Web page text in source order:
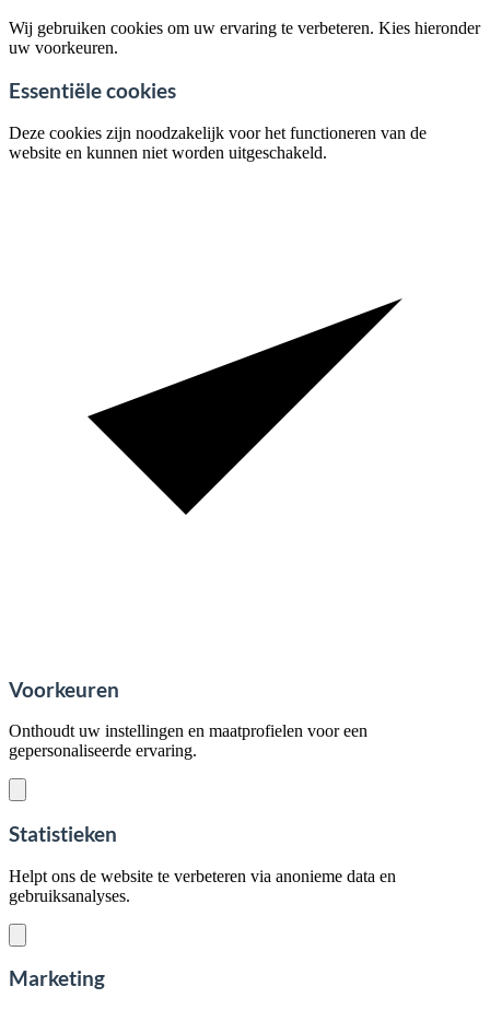
Wij gebruiken cookies om uw ervaring te verbeteren. Kies hieronder
uw voorkeuren.
Essentiële cookies
Deze cookies zijn noodzakelijk voor het functioneren van de
website en kunnen niet worden uitgeschakeld.
Voorkeuren
Onthoudt uw instellingen en maatprofielen voor een
gepersonaliseerde ervaring.
Statistieken
Helpt ons de website te verbeteren via anonieme data en
gebruiksanalyses.
Marketing